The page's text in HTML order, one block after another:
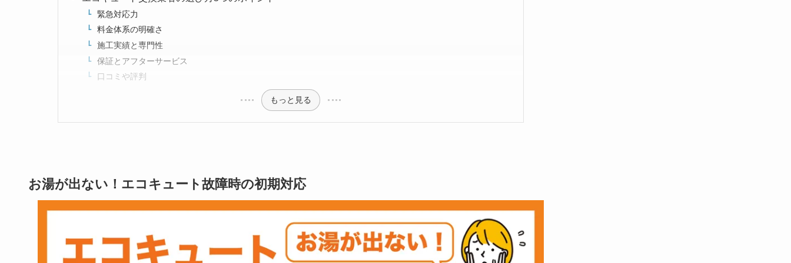
緊急対応力
料金体系の明確さ
施工実績と専門性
保証とアフターサービス
口コミや評判
もっと見る
お湯が出ない！エコキュート故障時の初期対応